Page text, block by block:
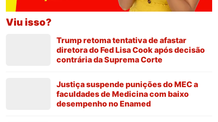
Viu isso?
Trump retoma tentativa de afastar
diretora do Fed Lisa Cook após decisão
contrária da Suprema Corte
Justiça suspende punições do MEC a
faculdades de Medicina com baixo
desempenho no Enamed